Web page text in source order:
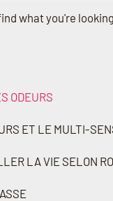
what you're
ODEURS
ET LE MULTI-
LA VIE SELON